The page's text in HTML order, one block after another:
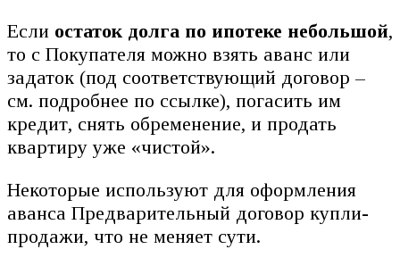
Если остаток долга по ипотеке небольшой,
то с Покупателя можно взять аванс или
задаток (под соответствующий договор –
см. подробнее по ссылке), погасить им
кредит, снять обременение, и продать
квартиру уже «чистой».
Некоторые используют для оформления
аванса Предварительный договор купли-
продажи, что не меняет сути.